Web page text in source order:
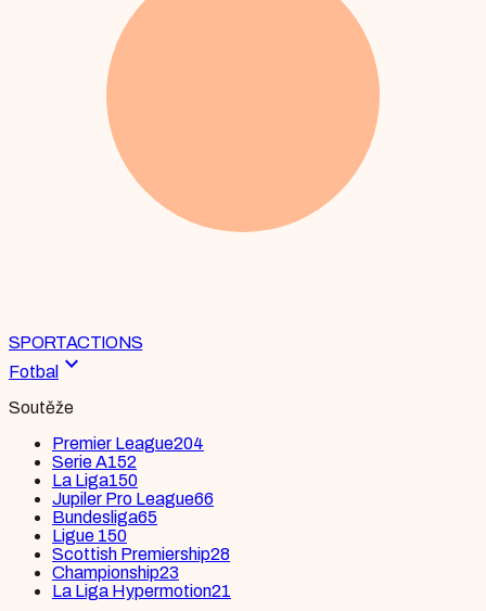
SPORTACTIONS
Fotbal expand_more
Soutěže
Premier League204
Serie A152
La Liga150
Jupiler Pro League66
Bundesliga65
Ligue 150
Scottish Premiership28
Championship23
La Liga Hypermotion21